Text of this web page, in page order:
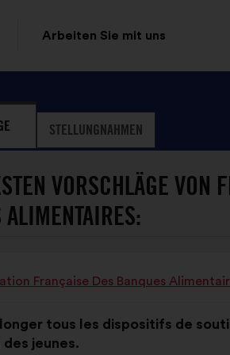
Arbeiten Sie mit uns
STELLUNGNAHMEN
VORSCHLÄGE VON
ALIMENTAIRES:
Française Des Banques
tous les dispositifs de
jeunes.